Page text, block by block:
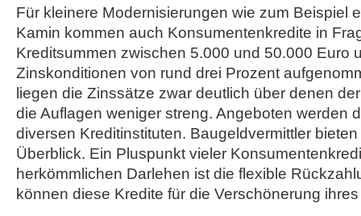
Für kleinere Modernisierungen wie zum Beispiel
Kamin kommen auch Konsumentenkredite in
Kreditsummen zwischen 5.000 und 50.000 Euro
Zinskonditionen von rund drei Prozent
liegen die Zinssätze zwar deutlich über denen
die Auflagen weniger streng. Angeboten werden
diversen Kreditinstituten. Baugeldvermittler
Überblick. Ein Pluspunkt vieler
herkömmlichen Darlehen ist die flexible
können diese Kredite für die Verschönerung